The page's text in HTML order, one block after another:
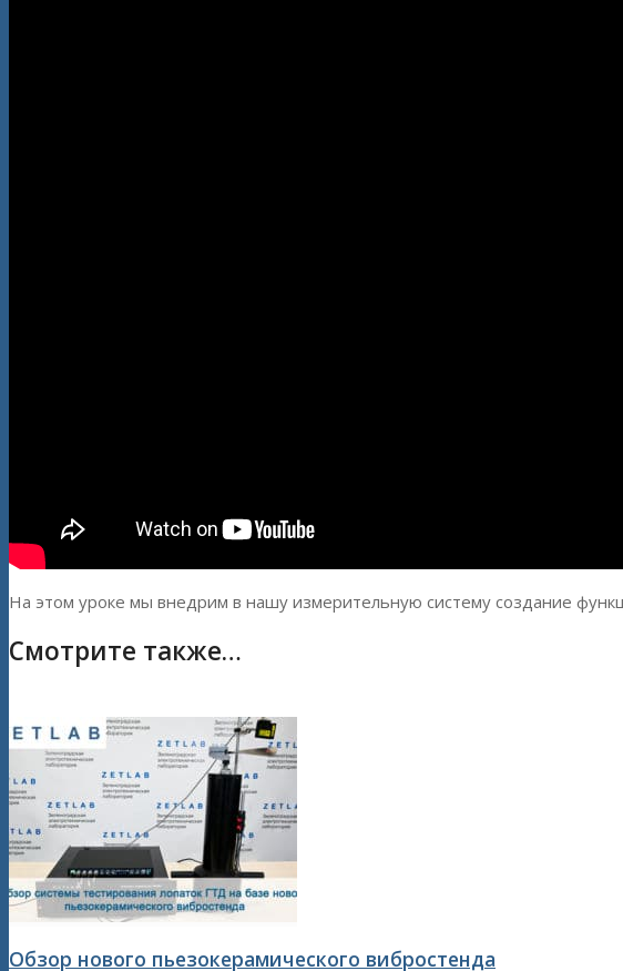
На этом уроке мы внедрим в нашу измерительную систему создание
Смотрите также…
Обзор нового пьезокерамического вибростенда